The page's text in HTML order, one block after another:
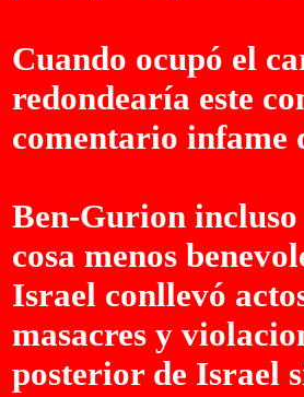
Cuando ocupó el
redondearía este
comentario infame
Ben-Gurion
cosa menos
Israel conllevó
masacres y
posterior de Israel